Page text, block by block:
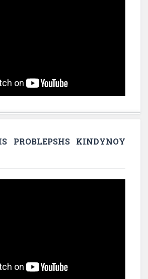
PROBLEPSHS KINDYNOY